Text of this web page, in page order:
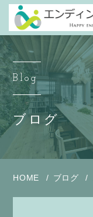
Blog
ブログ
HOME ブログ